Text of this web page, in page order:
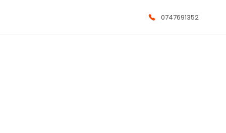
0747691352